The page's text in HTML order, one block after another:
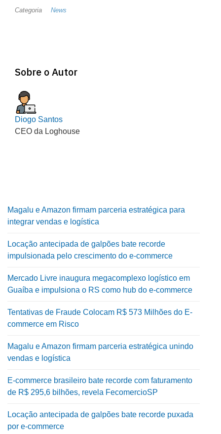
Categoria News
Sobre o Autor
Diogo Santos
CEO da Loghouse
Magalu e Amazon firmam parceria estratégica para
integrar vendas e logística
Locação antecipada de galpões bate recorde
impulsionada pelo crescimento do e-commerce
Mercado Livre inaugura megacomplexo logístico em
Guaíba e impulsiona o RS como hub do e-commerce
Tentativas de Fraude Colocam R$ 573 Milhões do E-
commerce em Risco
Magalu e Amazon firmam parceria estratégica unindo
vendas e logística
E-commerce brasileiro bate recorde com faturamento
de R$ 295,6 bilhões, revela FecomercioSP
Locação antecipada de galpões bate recorde puxada
por e-commerce